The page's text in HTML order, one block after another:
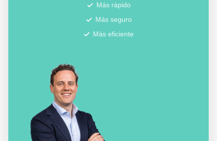
Más rápido
Más seguro
Más eficiente